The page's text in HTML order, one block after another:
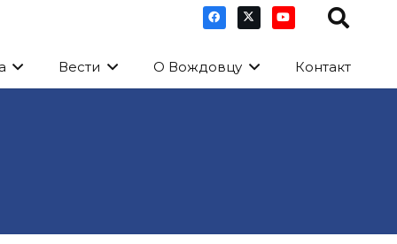
Вести О Вождовцу Контакт